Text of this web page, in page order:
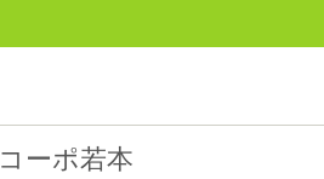
コーポ若本